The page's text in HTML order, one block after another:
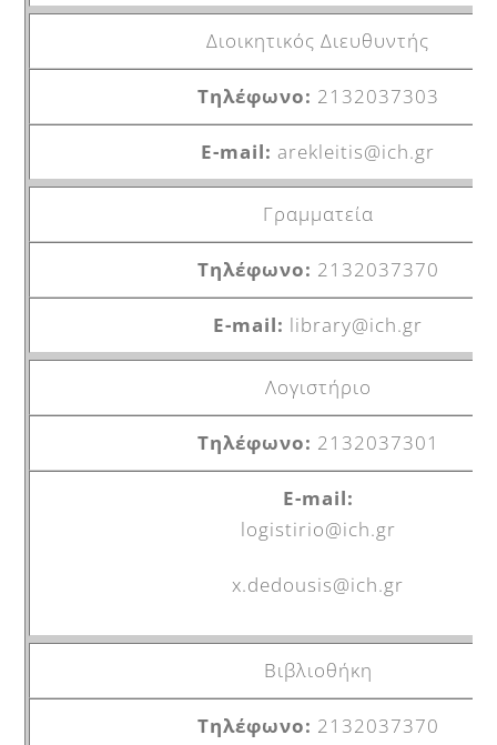
Διοικητικός Διευθυντής
2132037303
arekleitis@ich.gr
Γραμματεία
2132037370
library@ich.gr
Λογιστήριο
2132037301
logistirio@ich.gr
x.dedousis@ich.gr
Βιβλιοθήκη
2132037370